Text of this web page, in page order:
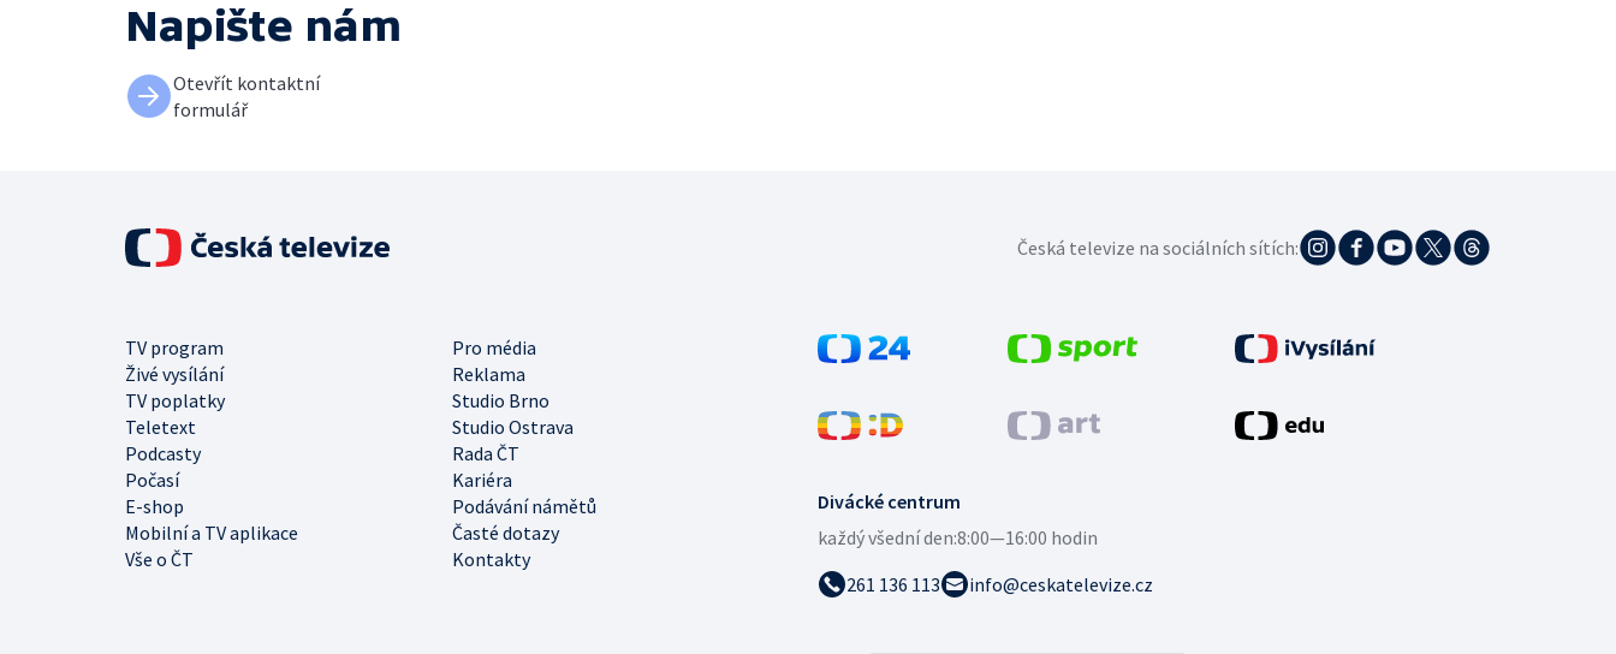
Napište nám
Otevřít kontaktní
formulář
Divácké centrum
každý všední den:8:00—16:00 hodin
261 136 113
info@ceskatelevize.cz
TV program
Pro média
Živé vysílání
Reklama
TV poplatky
Studio Brno
Teletext
Studio Ostrava
Podcasty
Rada ČT
Počasí
Kariéra
E-shop
Podávání námětů
Mobilní a TV aplikace
Časté dotazy
Vše o ČT
Kontakty
Česká televize na sociálních sítích: